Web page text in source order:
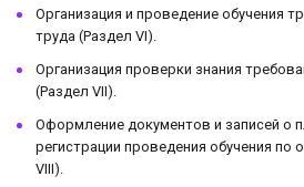
Организация и проведение обучения
труда (Раздел VI).
Организация проверки знания
(Раздел VII).
Оформление документов и записей о
регистрации проведения обучения по
VIII).